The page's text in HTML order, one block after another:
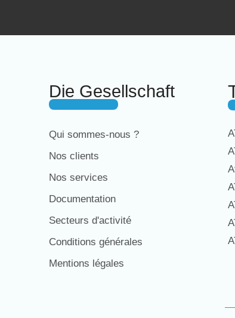
Die Gesellschaft
Qui sommes-nous ?
Nos clients
Nos services
Documentation
Secteurs d'activité
Conditions générales
Mentions légales